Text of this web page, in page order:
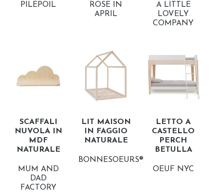
PILEPOIL
ROSE IN
APRIL
A LITTLE
LOVELY
COMPANY
SCAFFALI
NUVOLA IN
MDF
NATURALE
MUM AND
DAD
FACTORY
LIT MAISON
IN FAGGIO
NATURALE
BONNESOEURS®
LETTO A
CASTELLO
PERCH
BETULLA
OEUF NYC